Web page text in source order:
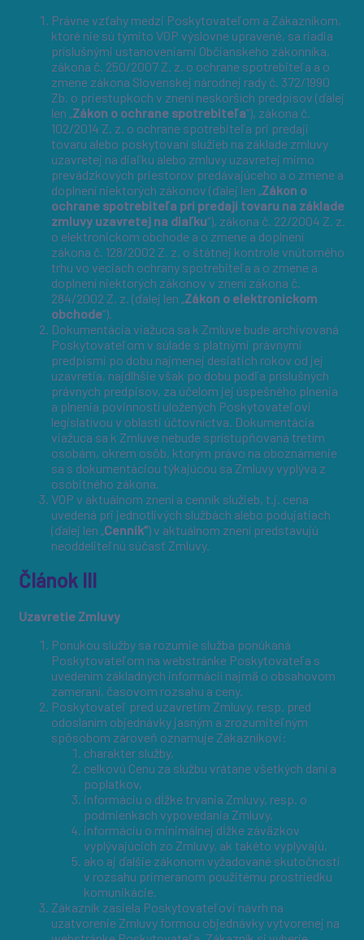
Právne vzťahy medzi Poskytovateľom a Zákazníkom,
ktoré nie sú týmito VOP výslovne upravené, sa riadia
príslušnými ustanoveniami Občianskeho zákonníka,
zákona č. 250/2007 Z. z. o ochrane spotrebiteľa a o
zmene zákona Slovenskej národnej rady č. 372/1990
Zb. o priestupkoch v znení neskorších predpisov (ďalej
len „ Zákon o ochrane spotrebiteľa“), zákona č.
102/2014 Z. z. o ochrane spotrebiteľa pri predaji
tovaru alebo poskytovaní služieb na základe zmluvy
uzavretej na diaľku alebo zmluvy uzavretej mimo
prevádzkových priestorov predávajúceho a o zmene a
doplnení niektorých zákonov (ďalej len „ Zákon o
ochrane spotrebiteľa pri predaji tovaru na základe
zmluvy uzavretej na diaľku“), zákona č. 22/2004 Z. z.
o elektronickom obchode a o zmene a doplnení
zákona č. 128/2002 Z. z. o štátnej kontrole vnútorného
trhu vo veciach ochrany spotrebiteľa a o zmene a
doplnení niektorých zákonov v znení zákona č.
284/2002 Z. z. (ďalej len „ Zákon o elektronickom
obchode“).
Dokumentácia viažuca sa k Zmluve bude archivovaná
Poskytovateľom v súlade s platnými právnymi
predpismi po dobu najmenej desiatich rokov od jej
uzavretia, najdlhšie však po dobu podľa príslušných
právnych predpisov, za účelom jej úspešného plnenia
a plnenia povinností uložených Poskytovateľovi
legislatívou v oblasti účtovníctva. Dokumentácia
viažuca sa k Zmluve nebude sprístupňovaná tretím
osobám, okrem osôb, ktorým právo na oboznámenie
sa s dokumentáciou týkajúcou sa Zmluvy vyplýva z
osobitného zákona.
VOP v aktuálnom znení a cenník služieb, t.j. cena
uvedená pri jednotlivých službách alebo podujatiach
(ďalej len „ Cenník“) v aktuálnom znení predstavujú
neoddeliteľnú súčasť Zmluvy.
Článok III
Uzavretie Zmluvy
Ponukou služby sa rozumie služba ponúkaná
Poskytovateľom na webstránke Poskytovateľa s
uvedením základných informácií najmä o obsahovom
zameraní, časovom rozsahu a ceny.
Poskytovateľ pred uzavretím Zmluvy, resp. pred
odoslaním objednávky jasným a zrozumiteľným
spôsobom zároveň oznamuje Zákazníkovi:
charakter služby,
celkovú Cenu za službu vrátane všetkých daní a
poplatkov,
informáciu o dĺžke trvania Zmluvy, resp. o
podmienkach vypovedania Zmluvy,
informáciu o minimálnej dĺžke záväzkov
vyplývajúcich zo Zmluvy, ak takéto vyplývajú,
ako aj ďalšie zákonom vyžadované skutočnosti
v rozsahu primeranom použitému prostriedku
komunikácie.
Zákazník zasiela Poskytovateľovi návrh na
uzatvorenie Zmluvy formou objednávky vytvorenej na